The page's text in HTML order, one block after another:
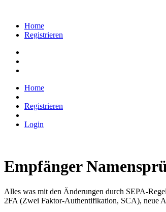
Home
Registrieren
Home
Registrieren
Login
Empfänger
Alles was mit den Änderungen durch SEPA-
2FA (Zwei Faktor-Authentifikation, SCA), neue